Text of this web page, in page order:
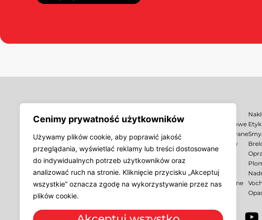
Cenimy prywatność użytkowników
Używamy plików cookie, aby poprawić jakość
przeglądania, wyświetlać reklamy lub treści dostosowane
do indywidualnych potrzeb użytkowników oraz
analizować ruch na stronie. Kliknięcie przycisku „Akceptuj
wszystkie” oznacza zgodę na wykorzystywanie przez nas
plików cookie.
Oferta
Wszywki, metki żakardowe
Wszywki, metki drukowane
Przywieszki do zamków
Hangtagi, przywieszki
Naszywki, aplikacje
Elastomery
Taśmy tkane i drukowane
Zdobądź z nami szczyt
rozpoznawalności
© 2026 Producent SCALA. Polityka prywatności